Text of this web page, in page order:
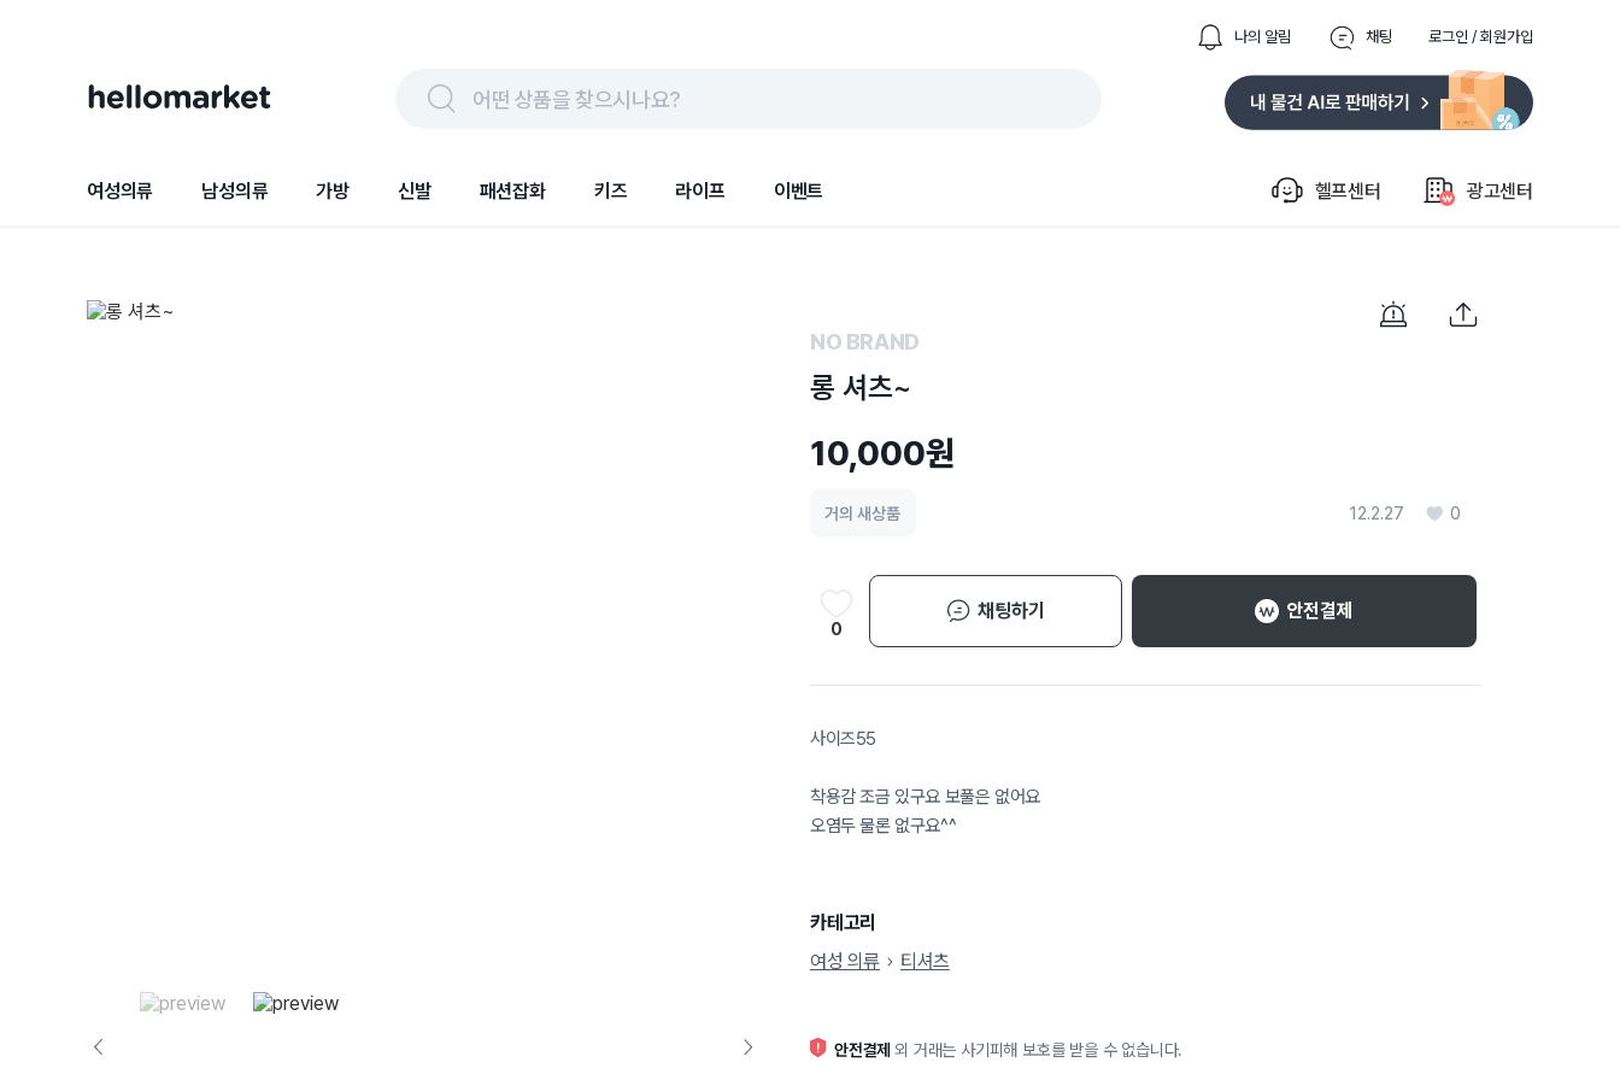
나의 알림 채팅 로그인 / 회원가입
어떤 상품을 찾으시나요?
여성의류 남성의류 가방 신발 패션잡화 키즈 라이프 이벤트 헬프센터 광고센터
NO BRAND
롱 셔츠~
10,000원
12.2.27 0
거의 새상품
0
채팅하기 안전결제
사이즈55
착용감 조금 있구요 보풀은 없어요
오염두 물론 없구요^^
카테고리
여성 의류
티셔츠
안전결제 외 거래는 사기피해 보호를 받을 수 없습니다.